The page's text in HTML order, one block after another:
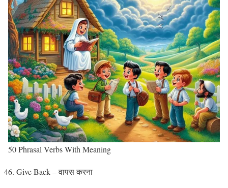
50 Phrasal Verbs With Meaning
Give Back – वापस करना